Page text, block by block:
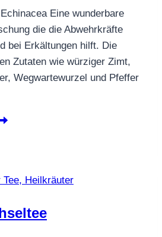
Eine wunderbare
die die Abwehrkräfte
bei Erkältungen hilft. Die
Zutaten wie würziger Zimt,
Wegwartewurzel und Pfeffer
Heilkräuter